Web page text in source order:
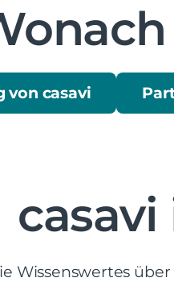
von casavi
Wissenswertes